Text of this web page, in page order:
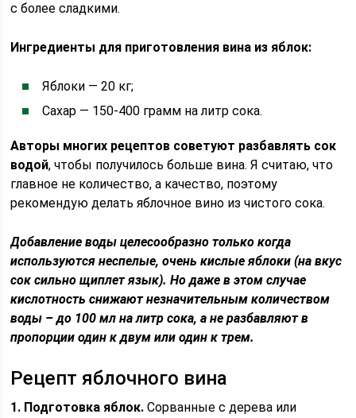
с более сладкими.
Ингредиенты для приготовления вина из яблок:
Яблоки — 20 кг;
Сахар — 150-400 грамм на литр сока.
Авторы многих рецептов советуют разбавлять сок
водой, чтобы получилось больше вина. Я считаю, что
главное не количество, а качество, поэтому
рекомендую делать яблочное вино из чистого сока.
Добавление воды целесообразно только когда
используются неспелые, очень кислые яблоки (на вкус
сок сильно щиплет язык). Но даже в этом случае
кислотность снижают незначительным количеством
воды – до 100 мл на литр сока, а не разбавляют в
пропорции один к двум или один к трем.
Рецепт яблочного вина
1. Подготовка яблок. Сорванные с дерева или